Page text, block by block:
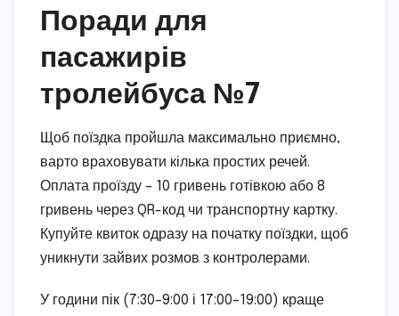
Поради для
пасажирів
тролейбуса №7
Щоб поїздка пройшла максимально приємно,
варто враховувати кілька простих речей.
Оплата проїзду – 10 гривень готівкою або 8
гривень через QR-код чи транспортну картку.
Купуйте квиток одразу на початку поїздки, щоб
уникнути зайвих розмов з контролерами.
У години пік (7:30–9:00 і 17:00–19:00) краще